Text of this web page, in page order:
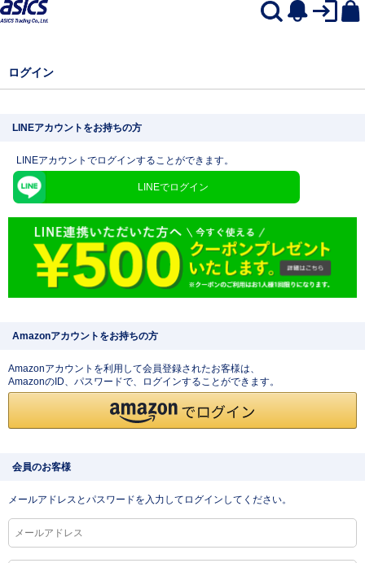
ログイン
LINEアカウントをお持ちの方
LINEアカウントでログインすることができます。
LINEでログイン
Amazonアカウントをお持ちの方
Amazonアカウントを利用して会員登録されたお客様は、
AmazonのID、パスワードで、ログインすることができます。
会員のお客様
メールアドレスとパスワードを入力してログインしてください。